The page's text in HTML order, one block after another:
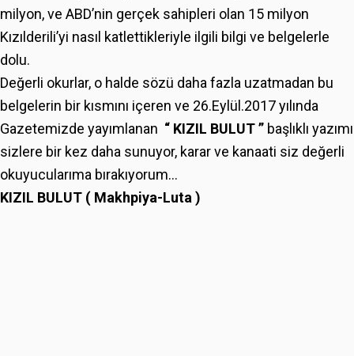
milyon, ve ABD’nin gerçek sahipleri olan 15 milyon
Kızılderili’yi nasıl katlettikleriyle ilgili bilgi ve belgelerle
dolu.
Değerli okurlar, o halde sözü daha fazla uzatmadan bu
belgelerin bir kısmını içeren ve 26.Eylül.2017 yılında
Gazetemizde yayımlanan “ KIZIL BULUT ” başlıklı yazımı
sizlere bir kez daha sunuyor, karar ve kanaati siz değerli
okuyucularıma bırakıyorum…
KIZIL BULUT ( Makhpiya-Luta )